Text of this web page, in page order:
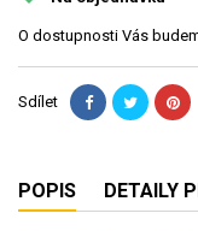
O dostupnosti Vás
Sdílet
POPIS DETAILY